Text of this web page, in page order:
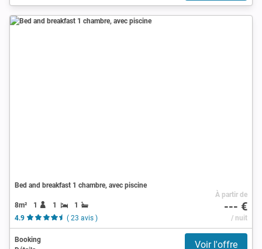
Bed and breakfast 1 chambre, avec piscine
8m² 1 1
1
4.9
( 23 avis )
À partir de
--- €
/ nuit
Booking
Voir l'offre